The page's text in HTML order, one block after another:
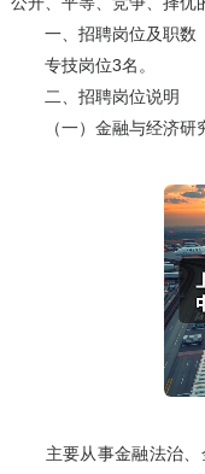
一、招聘岗位及职数
专技岗位3名。
二、招聘岗位说明
（一）金融与经济研究
主要从事金融法治、